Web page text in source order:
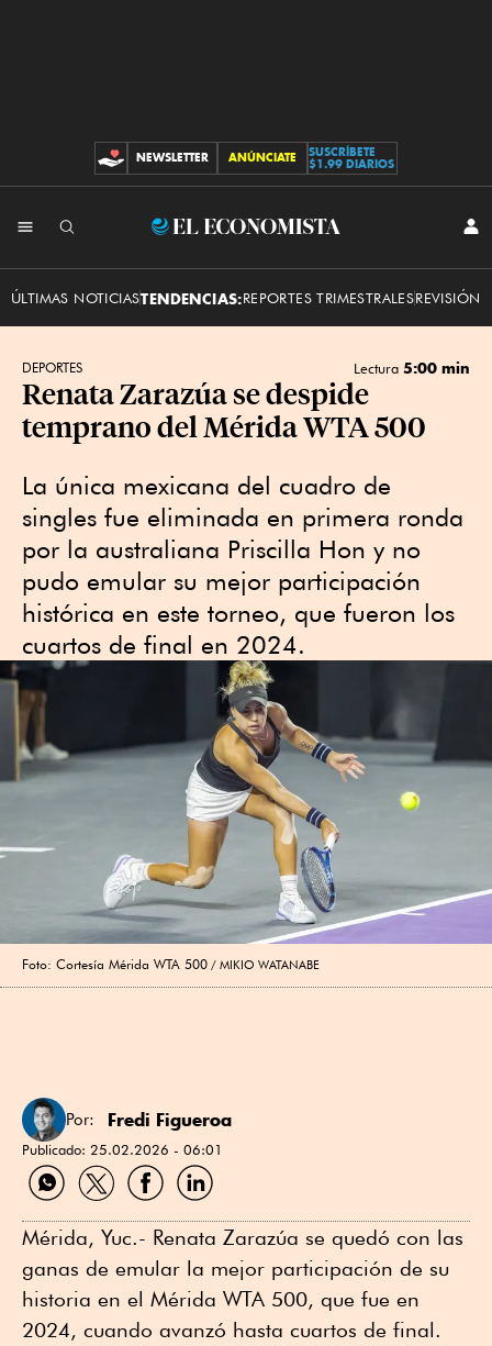
CONTRIBUCIONES
NEWSLETTER ANÚNCIATE
SUSCRÍBETE
$1.99 DIARIOS
El
ÚLTIMAS NOTICIASTENDENCIAS:REPORTES TRIMESTRALESREVISIÓN
DEPORTES Lectura 5:00 min
Renata Zarazúa se despide
temprano del Mérida WTA 500
La única mexicana del cuadro de
singles fue eliminada en primera ronda
por la australiana Priscilla Hon y no
pudo emular su mejor participación
histórica en este torneo, que fueron los
cuartos de final en 2024.
Foto: Cortesía Mérida WTA 500 MIKIO WATANABE
Por: Fredi Figueroa
Publicado: 25.02.2026 - 06:01
Compartir
por
Compartir
por
Compartir
por
Compartir
por
Mérida, Yuc.- Renata Zarazúa se quedó con las
ganas de emular la mejor participación de su
historia en el Mérida WTA 500, que fue en
2024, cuando avanzó hasta cuartos de final.